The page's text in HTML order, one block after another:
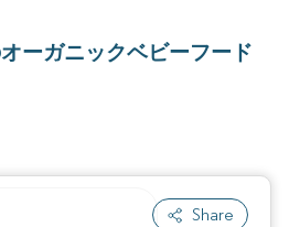
ーガニックベビーフード
Share